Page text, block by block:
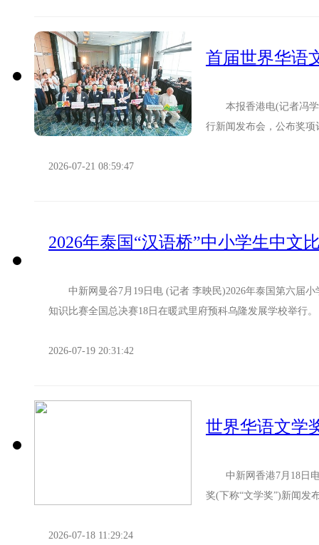
首届世界华语
本报香港电(记者冯学
行新闻发布会，公布奖
2026-07-21 08:59:47
2026年泰国“汉语桥”中小学生中文
中新网曼谷7月19日电 (记者 李映民)2026年泰国第六届小
知识比赛全国总决赛18日在暖武里府预科乌隆发展学校举
2026-07-19 20:31:42
世界华语文学
中新网香港7月18日电
奖(下称“文学奖”)新闻发
2026-07-18 11:29:24